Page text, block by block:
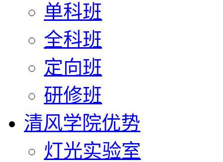
单科班
全科班
定向班
研修班
清风学院优势
灯光实验室